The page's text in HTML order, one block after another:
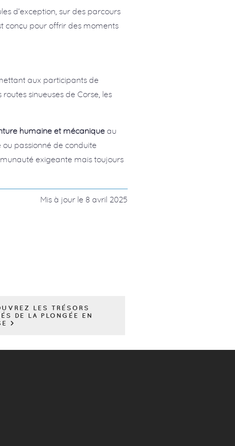
d’exception, sur des parcours
conçu pour offrir des moments
aux participants de
sinueuses de Corse, les
humaine et mécaniqueau
passionné de conduite
exigeante mais toujours
Mis à jour le 8 avril 2025
LES TRÉSORS
DE LA PLONGÉE EN
>